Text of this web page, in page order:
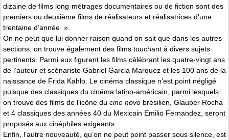
dizaine de films long-métrages documentaires ou de fiction sont des
premiers ou deuxième films de réalisateurs et réalisatrices d’une
trentaine d’année ».
On ne peut que lui donner raison quand on sait que dans les autres
sections, on trouve également des films touchant à divers sujets
pertinents. Parmi eux figurent les films célébrant les quatre-vingt ans
de l’auteur et scénariste Gabriel Garcia Marquez et les 100 ans de la
naissance de Frida Kahlo. Le cinéma classique n’est point négligé
puisque des classiques du cinéma latino-américain, parmi lesquels
on trouve des films de l’icône du cine novo brésilien, Glauber Rocha
et 4 classiques des années 40 du Mexicain Emilio Fernandez, seront
proposés aux cinéphiles exigeants.
Enfin, l’autre nouveauté, qu’on ne peut point passer sous silence, est